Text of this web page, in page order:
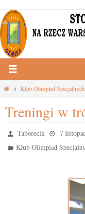
Przejdź
do
treści
StronaKlub Olimpiad
Treningi w
Taborecik
7
Klub Olimpiad